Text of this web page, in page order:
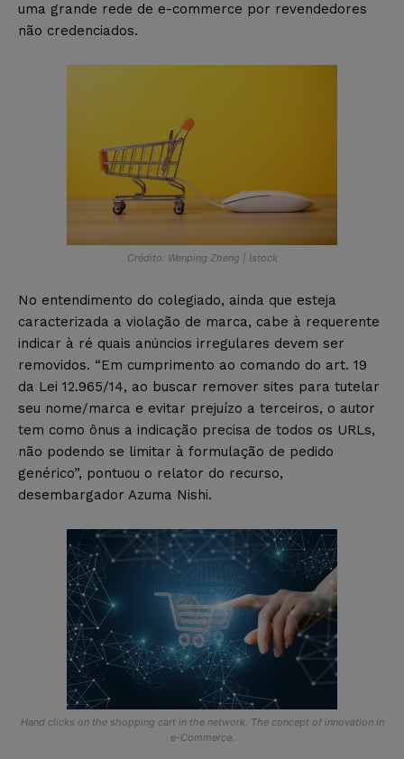
uma grande rede de e-commerce por revendedores
não credenciados.
Crédito: Wenping Zheng | Istock
No entendimento do colegiado, ainda que esteja
caracterizada a violação de marca, cabe à requerente
indicar à ré quais anúncios irregulares devem ser
removidos. “Em cumprimento ao comando do art. 19
da Lei 12.965/14, ao buscar remover sites para tutelar
seu nome/marca e evitar prejuízo a terceiros, o autor
tem como ônus a indicação precisa de todos os URLs,
não podendo se limitar à formulação de pedido
genérico”, pontuou o relator do recurso,
desembargador Azuma Nishi.
Hand clicks on the shopping cart in the network. The concept of innovation in
e-Commerce.